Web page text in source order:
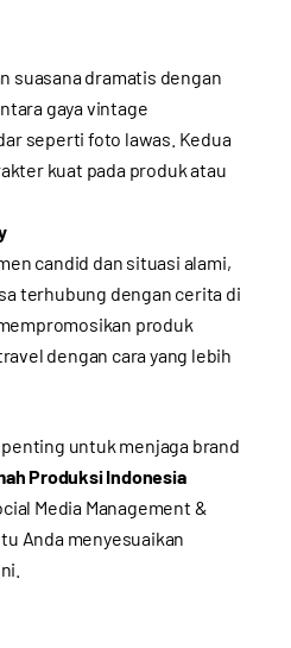
suasana dramatis dengan
gaya vintage
seperti foto lawas. Kedua
kuat pada produk atau
candid dan situasi alami,
terhubung dengan cerita di
produk
dengan cara yang lebih
untuk menjaga brand
Produksi Indonesia
Media Management &
Anda menyesuaikan